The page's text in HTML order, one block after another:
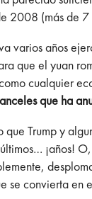
2008 (más de
varios años
que el yuan
cualquier
que ha
Trump y
¡años!
se convierta en